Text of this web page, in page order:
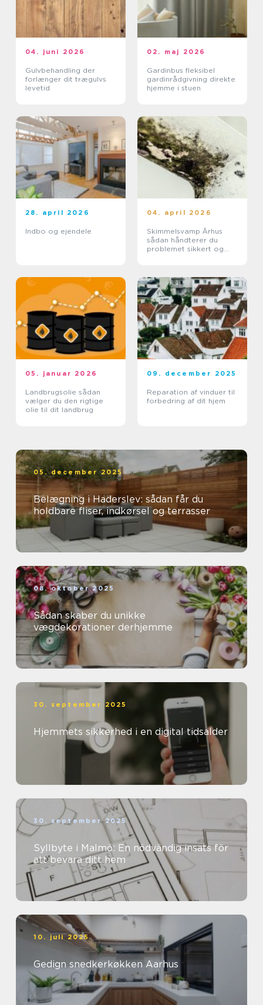
04. juni 2026
Gulvbehandling der
forlænger dit trægulvs
levetid
02. maj 2026
Gardinbus fleksibel
gardinrådgivning direkte
hjemme i stuen
28. april 2026
Indbo og ejendele
04. april 2026
Skimmelsvamp Århus
sådan håndterer du
problemet sikkert og
05. januar 2026
Landbrugsolie sådan
vælger du den rigtige
olie til dit landbrug
09. december 2025
Reparation af vinduer til
forbedring af dit hjem
05. december 2025
Belægning i Haderslev: sådan får du
holdbare fliser, indkørsel og terrasser
08. oktober 2025
Sådan skaber du unikke
vægdekorationer derhjemme
30. september 2025
Hjemmets sikkerhed i en digital tidsalder
30. september 2025
Syllbyte i Malmö: En nödvändig insats för
att bevara ditt hem
10. juli 2025
Gedign snedkerkøkken Aarhus